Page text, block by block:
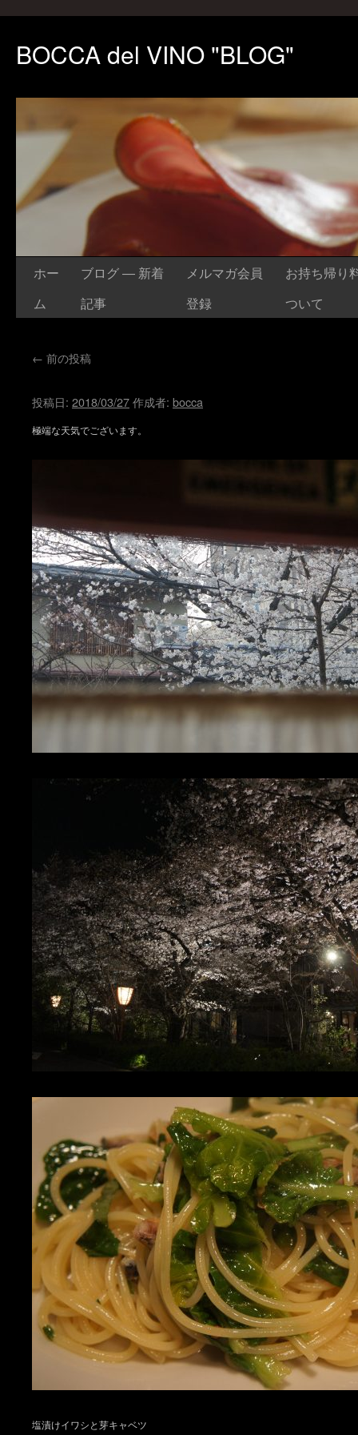
BOCCA del VINO "BLOG"
ホー
ム
ブログ ― 新着
記事
メルマガ会員
登録
お持ち帰り
ついて
← 前の投稿
投稿日: 2018/03/27作成者: bocca
極端な天気でございます。
塩漬けイワシと芽キャベツ